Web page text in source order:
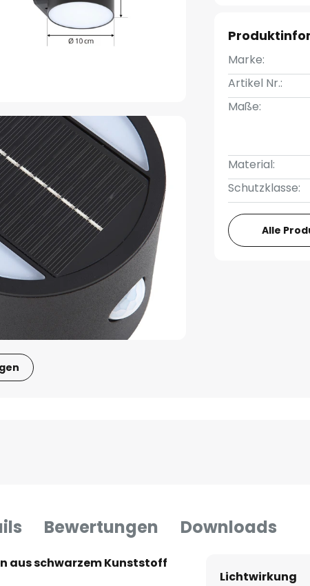
Marke:
Artikel Nr.:
Maße:
Material:
Schutzklasse:
Alle
Bewertungen Downloads
aus schwarzem Kunststoff
Lichtwirkung